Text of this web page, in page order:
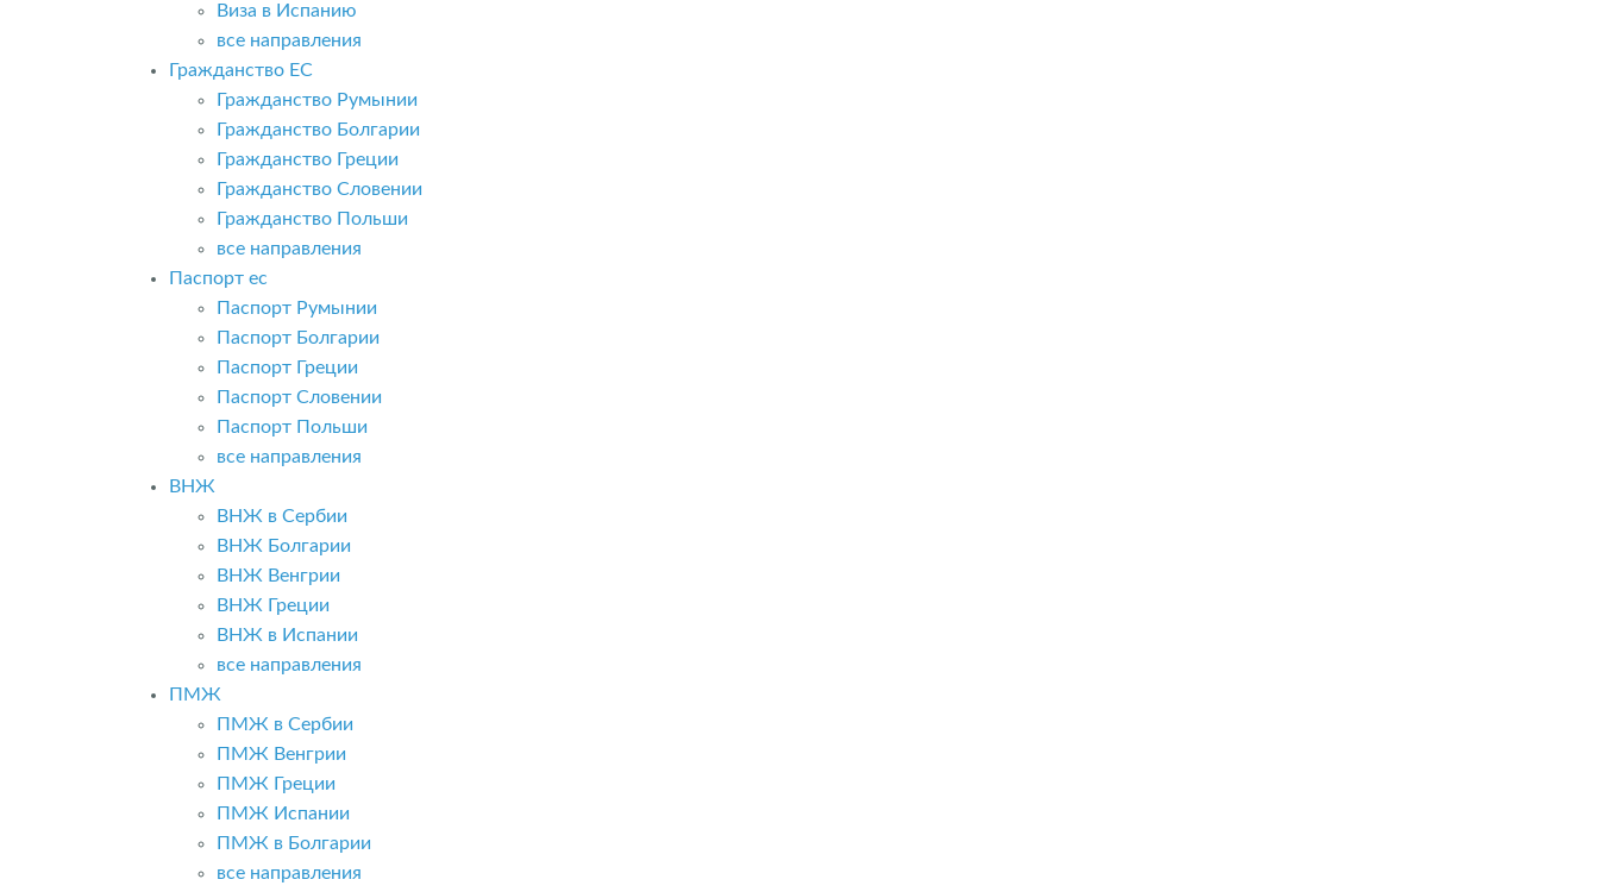
Виза в Испанию
все направления
Гражданство ЕС
Гражданство Румынии
Гражданство Болгарии
Гражданство Греции
Гражданство Словении
Гражданство Польши
все направления
Паспорт ес
Паспорт Румынии
Паспорт Болгарии
Паспорт Греции
Паспорт Словении
Паспорт Польши
все направления
ВНЖ
ВНЖ в Сербии
ВНЖ Болгарии
ВНЖ Венгрии
ВНЖ Греции
ВНЖ в Испании
все направления
ПМЖ
ПМЖ в Сербии
ПМЖ Венгрии
ПМЖ Греции
ПМЖ Испании
ПМЖ в Болгарии
все направления